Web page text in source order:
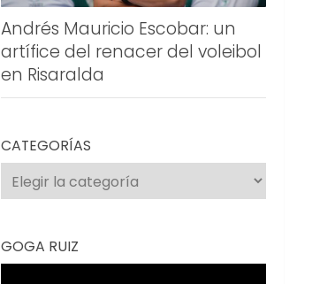
Andrés Mauricio Escobar: un
artífice del renacer del voleibol
en Risaralda
CATEGORÍAS
Categorías
GOGA RUIZ